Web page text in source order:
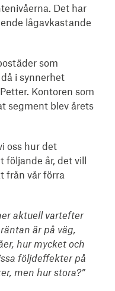
Det har
lågavkastande
som
i synnerhet
Kontoren som
segment blev årets
oss hur det
följande år, det vill
från vår förra
aktuell vartefter
är på väg,
hur mycket och
följdeffekter på
men hur stora?”